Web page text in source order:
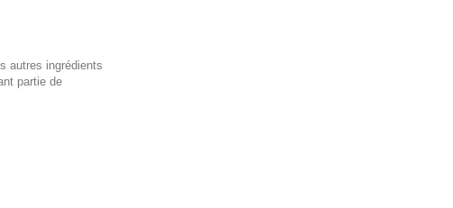
autres ingrédients
partie de